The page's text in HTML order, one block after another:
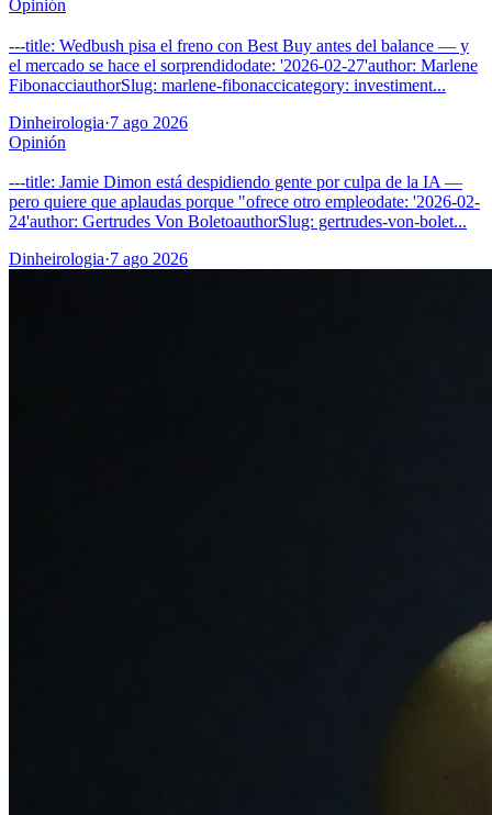
Opinión
---title: Wedbush pisa el freno con Best Buy antes del balance — y
el mercado se hace el sorprendidodate: '2026-02-27'author: Marlene
FibonacciauthorSlug: marlene-fibonaccicategory: investiment...
Dinheirologia·7 ago 2026
Opinión
---title: Jamie Dimon está despidiendo gente por culpa de la IA —
pero quiere que aplaudas porque "ofrece otro empleodate: '2026-02-
24'author: Gertrudes Von BoletoauthorSlug: gertrudes-von-bolet...
Dinheirologia·7 ago 2026